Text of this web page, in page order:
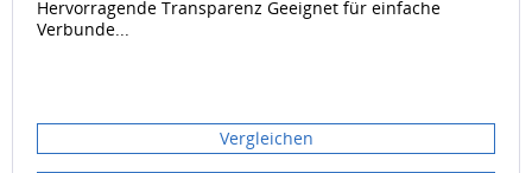
Hervorragende Transparenz Geeignet für einfache
Verbunde...
Vergleichen